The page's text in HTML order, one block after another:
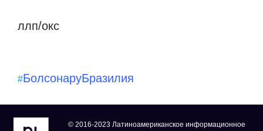
ллп/окс
#БолсонаруБразилия
© 2016-2023 Латиноамериканское информационное